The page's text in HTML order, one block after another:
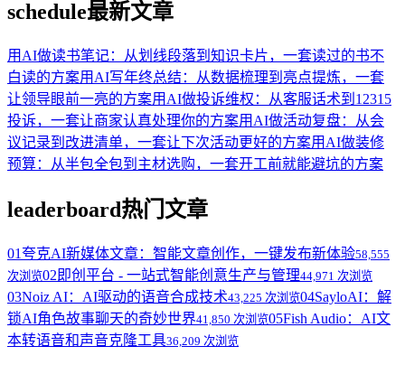
schedule最新文章
用AI做读书笔记：从划线段落到知识卡片，一套读过的书不
白读的方案用AI写年终总结：从数据梳理到亮点提炼，一套
让领导眼前一亮的方案用AI做投诉维权：从客服话术到12315
投诉，一套让商家认真处理你的方案用AI做活动复盘：从会
议记录到改进清单，一套让下次活动更好的方案用AI做装修
预算：从半包全包到主材选购，一套开工前就能避坑的方案
leaderboard热门文章
01夸克AI新媒体文章：智能文章创作，一键发布新体验58,555
次浏览02 即创平台 - 一站式智能创意生产与管理44,971 次浏览
03Noiz AI：AI驱动的语音合成技术43,225 次浏览04SayloAI：解
锁AI角色故事聊天的奇妙世界41,850 次浏览05Fish Audio：AI文
本转语音和声音克隆工具36,209 次浏览